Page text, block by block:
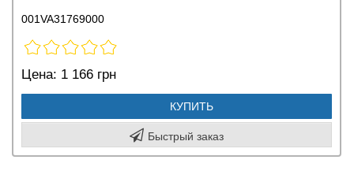
001VA31769000
Цена: 1 166 грн
КУПИТЬ
Быстрый заказ